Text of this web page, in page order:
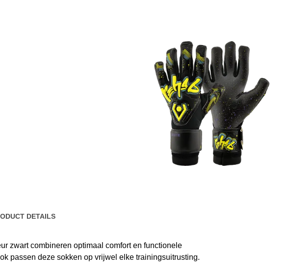
DETAILS
zwart combineren optimaal comfort en functionele
passen deze sokken op vrijwel elke trainingsuitrusting.